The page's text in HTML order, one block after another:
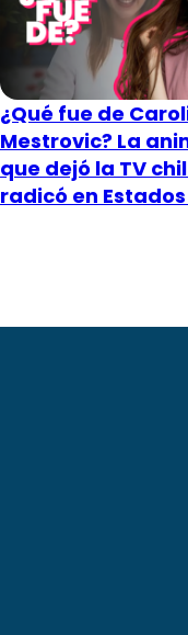
¿Qué fue de
Mestrovic? La
que dejó la TV
radicó en